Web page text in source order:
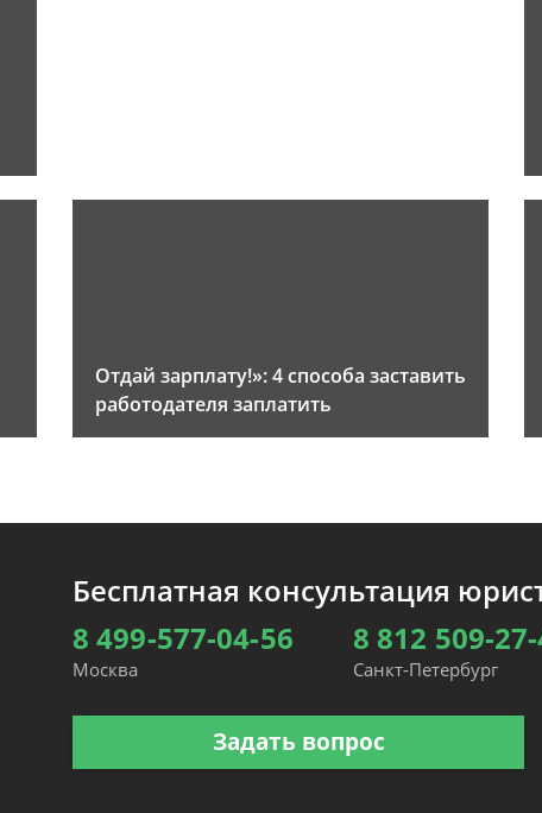
Отдай зарплату!»: 4 способа заставить
работодателя заплатить
Бесплатная консультация
8 499-577-04-56
Москва
8 812 509-
Санкт-Петербург
Задать вопрос